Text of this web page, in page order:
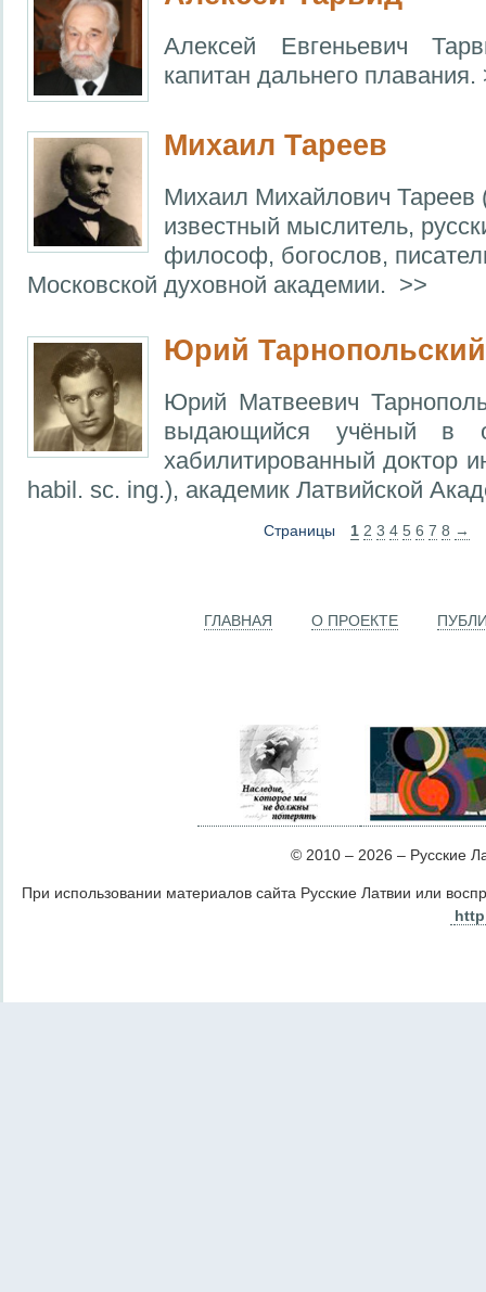
Алексей Евгеньевич
капитан дальнего плавания.
Михаил Тареев
Михаил Михайлович Тареев
известный мыслитель,
философ, богослов,
Московской духовной академии. >>
Юрий Тарнопольский
Юрий Матвеевич
выдающийся учёный в
хабилитированный доктор
habil. sc. ing.), академик Латвийской
Страницы 1 2 3 4 5 6 7 8 →
ГЛАВНАЯ О ПРОЕКТЕ
© 2010 – 2026 – Русские
При использовании материалов сайта Русские Латвии или